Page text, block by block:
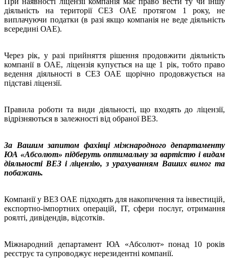
діяльність на території СЕЗ ОАЕ протягом 1 року, не
виплачуючи податки (в разі якщо компанія не веде діяльність
всередині ОАЕ).
Через рік, у разі прийняття рішення продовжити діяльність
компанії в ОАЕ, ліцензія купується на ще 1 рік, тобто право
ведення діяльності в СЕЗ ОАЕ щорічно продовжується на
підставі ліцензії.
Правила роботи та види діяльності, що входять до ліцензії,
відрізняються в залежності від обраної ВЕЗ.
За Вашим запитом фахівці міжнародного департаменту
ЮА «Абсолют» підберуть оптимальну за вартістю і видам
діяльності ВЕЗ і ліцензію, з урахуванням Ваших вимог та
побажань.
Компанії у ВЕЗ ОАЕ підходять для накопичення та інвестицій,
експортно-імпортних операцій, IT, сфери послуг, отримання
роялті, дивідендів, відсотків.
Міжнародний департамент ЮА «Абсолют» понад 10 років
реєструє та супроводжує нерезидентні компанії.